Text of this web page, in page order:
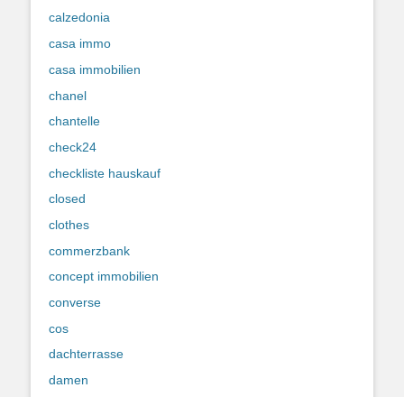
calzedonia
casa immo
casa immobilien
chanel
chantelle
check24
checkliste hauskauf
closed
clothes
commerzbank
concept immobilien
converse
cos
dachterrasse
damen